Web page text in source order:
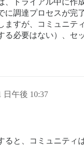
、トライアル中に作
に調達プロセスが完
ますが、コミュニテ
る必要はない）、セ
日午後 10:37
ると、コミュニティ